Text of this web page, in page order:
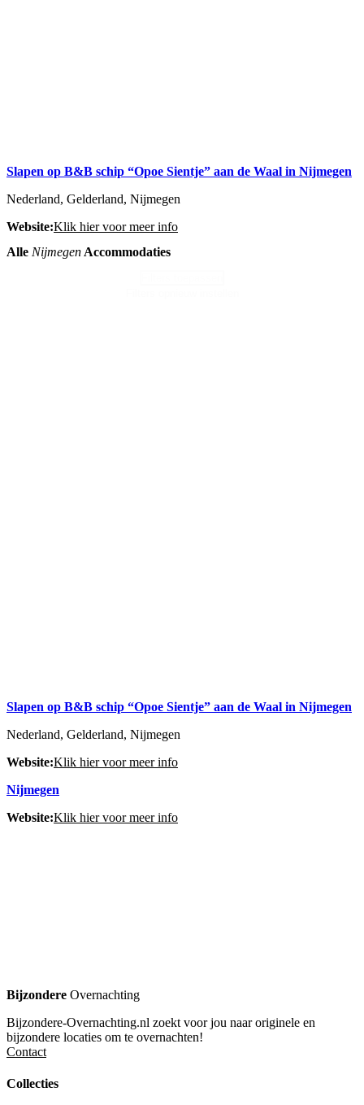
Slapen op B&B schip “Opoe Sientje” aan de Waal in Nijmegen
Nederland, Gelderland, Nijmegen
Website:Klik hier voor meer info
Alle Nijmegen Accommodaties
Slapen op B&B schip “Opoe Sientje” aan de Waal in Nijmegen
Nederland, Gelderland, Nijmegen
Website:Klik hier voor meer info
Nijmegen
Website:Klik hier voor meer info
Collecties
Bijzondere Overnachting
Bijzondere-Overnachting.nl zoekt voor jou naar originele en
bijzondere locaties om te overnachten!
Contact